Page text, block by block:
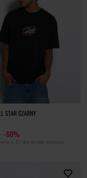
STAR CZARNY
-60%
z 30 dni przed obniżką